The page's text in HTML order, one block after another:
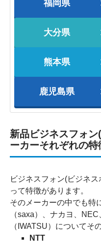
福岡県
大分県
熊本県
鹿児島県
新品ビジネスフォ
ーカーそれぞれの特
ビジネスフォン(ビジネ
って特徴があります。
そのメーカーの中でも特
（saxa）、ナカヨ、
（IWATSU）についてそ
NTT